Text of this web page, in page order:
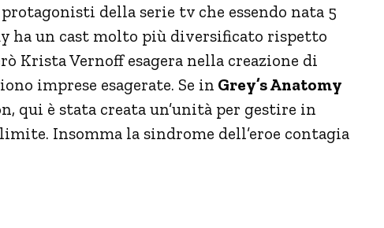
della serie tv che essendo nata 5
ha un cast molto più diversificato rispetto
Krista Vernoff esagera nella creazione di
imprese esagerate. Se in Grey’s Anatomy
qui è stata creata un’unità per gestire in
Insomma la sindrome dell’eroe contagia